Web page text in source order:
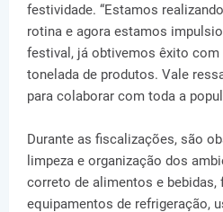
festividade. “Estamos
rotina e agora estamos
festival, já obtivemos êxito com
tonelada de produtos. Vale
para colaborar com toda a
Durante as fiscalizações, são
limpeza e organização dos
correto de alimentos e bebidas,
equipamentos de refrigeração,